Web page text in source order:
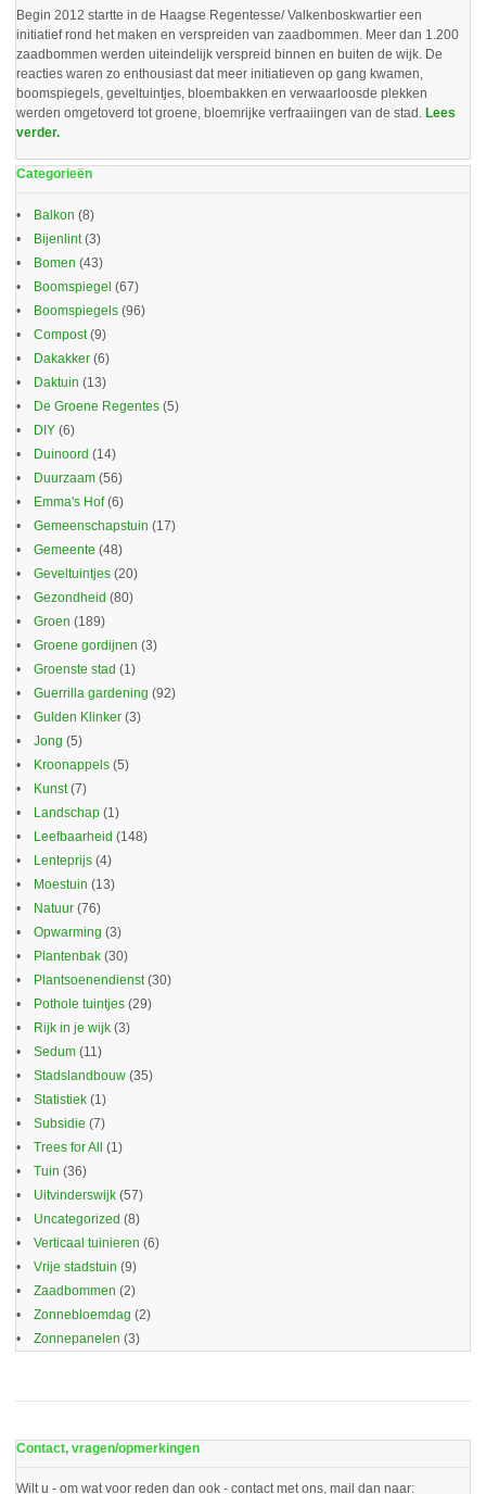
Begin 2012 startte in de Haagse Regentesse/ Valkenboskwartier een
initiatief rond het maken en verspreiden van zaadbommen. Meer dan 1.200
zaadbommen werden uiteindelijk verspreid binnen en buiten de wijk. De
reacties waren zo enthousiast dat meer initiatieven op gang kwamen,
boomspiegels, geveltuintjes, bloembakken en verwaarloosde plekken
werden omgetoverd tot groene, bloemrijke verfraaiingen van de stad. Lees
verder.
Categorieën
Balkon (8)
Bijenlint(3)
Bomen (43)
Boomspiegel (67)
Boomspiegels (96)
Compost(9)
Dakakker (6)
Daktuin (13)
De Groene Regentes (5)
DIY (6)
Duinoord (14)
Duurzaam (56)
Emma's Hof(6)
Gemeenschapstuin (17)
Gemeente (48)
Geveltuintjes (20)
Gezondheid (80)
Groen (189)
Groene gordijnen (3)
Groenste stad (1)
Guerrilla gardening (92)
Gulden Klinker (3)
Jong (5)
Kroonappels (5)
Kunst(7)
Landschap (1)
Leefbaarheid (148)
Lenteprijs (4)
Moestuin (13)
Natuur (76)
Opwarming (3)
Plantenbak (30)
Plantsoenendienst(30)
Pothole tuintjes (29)
Rijk in je wijk (3)
Sedum (11)
Stadslandbouw (35)
Statistiek (1)
Subsidie (7)
Trees for All
(1)
Tuin (36)
Uitvinderswijk (57)
Uncategorized (8)
Verticaal tuinieren (6)
Vrije stadstuin (9)
Zaadbommen (2)
Zonnebloemdag (2)
Zonnepanelen (3)
Contact, vragen/opmerkingen
Wilt u - om wat voor reden dan ook - contact met ons, mail dan naar: